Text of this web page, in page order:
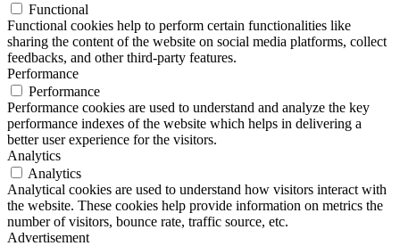
Functional
Functional cookies help to perform certain functionalities like
sharing the content of the website on social media platforms, collect
feedbacks, and other third-party features.
Performance
Performance
Performance cookies are used to understand and analyze the key
performance indexes of the website which helps in delivering a
better user experience for the visitors.
Analytics
Analytics
Analytical cookies are used to understand how visitors interact with
the website. These cookies help provide information on metrics the
number of visitors, bounce rate, traffic source, etc.
Advertisement